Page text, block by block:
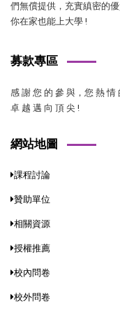
們無償提供，充實縝密的
你在家也能上大學 !
募款專區
感 謝 您 的 參 與，您 熱 情
卓 越 邁 向 頂 尖 !
網站地圖
課程討論
贊助單位
相關資源
授權推薦
校內問卷
校外問卷